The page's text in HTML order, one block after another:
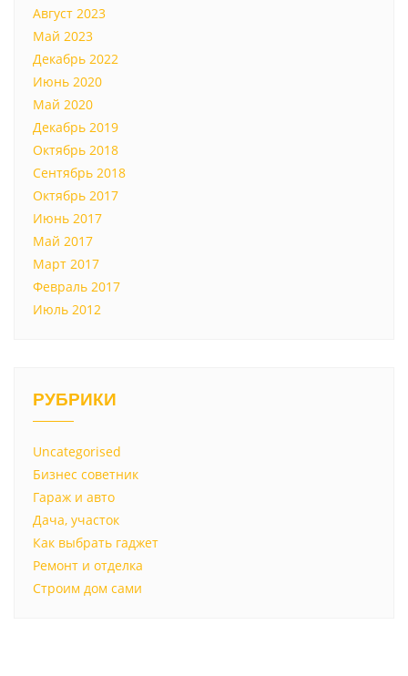
Август 2023
Май 2023
Декабрь 2022
Июнь 2020
Май 2020
Декабрь 2019
Октябрь 2018
Сентябрь 2018
Октябрь 2017
Июнь 2017
Май 2017
Март 2017
Февраль 2017
Июль 2012
РУБРИКИ
Uncategorised
Бизнес советник
Гараж и авто
Дача, участок
Как выбрать гаджет
Ремонт и отделка
Строим дом сами